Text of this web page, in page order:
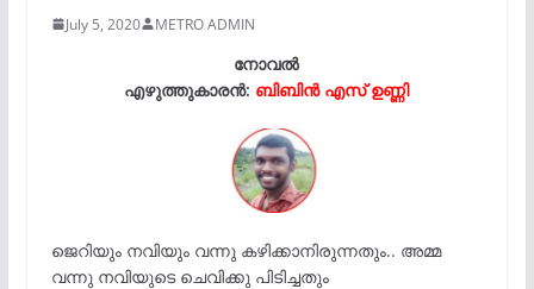
July 5, 2020 METRO ADMIN
നോവൽ
എഴുത്തുകാരൻ: ബിബിൻ എസ് ഉണ്ണി
ജെറിയും നവിയും വന്നു കഴിക്കാനിരുന്നതും.. അമ്മ
വന്നു നവിയുടെ ചെവിക്കു പിടിച്ചതും